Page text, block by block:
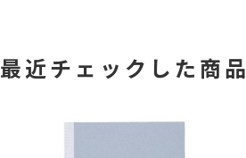
最近チェックした商品